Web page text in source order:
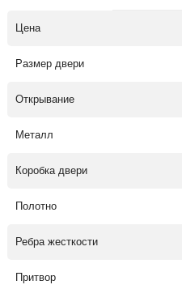
Цена
Размер двери
Открывание
Металл
Коробка двери
Полотно
Ребра жесткости
Притвор